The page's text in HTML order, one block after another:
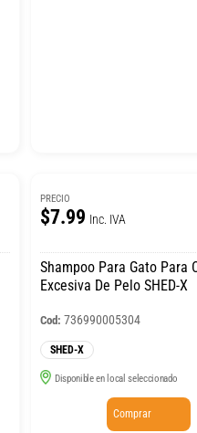
PRECIO
$7.99 Inc. IVA
Shampoo Para Gato Para
Excesiva De Pelo SHED-X
Cod: 736990005304
SHED-X
Disponible en local seleccionado
Comprar